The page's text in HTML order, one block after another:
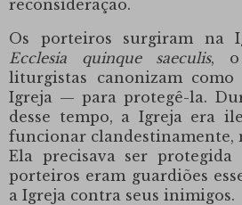
reconsideração.
Os porteiros surgiram na
Ecclesia quinque saeculis, o
liturgistas canonizam
Igreja — para protegê-la.
desse tempo, a Igreja era
funcionar clandestinamente,
Ela precisava ser protegida
porteiros eram guardiões
a Igreja contra seus inimigos.